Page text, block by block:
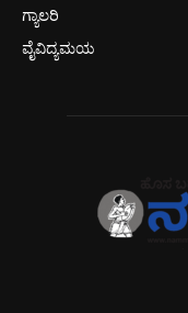
ಗ್ಯಾಲರಿ
ವೈವಿದ್ಯಮಯ